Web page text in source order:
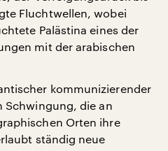
Fluchtwellen, wobei
Palästina eines der
mit der arabischen
kommunizierender
Schwingung, die an
Orten ihre
ständig neue